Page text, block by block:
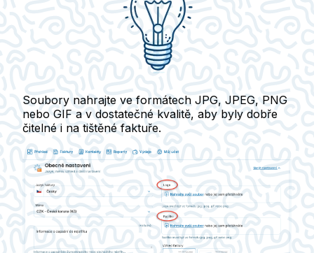
Soubory nahrajte ve formátech JPG, JPEG, PNG
nebo GIF a v dostatečné kvalitě, aby byly dobře
čitelné i na tištěné faktuře.